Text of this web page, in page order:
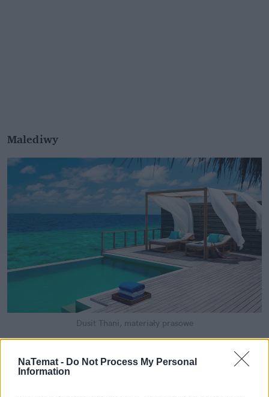
NaTemat - Do Not Process My Personal
Information
Malediwy
Dusit Thani, materiały prasowe